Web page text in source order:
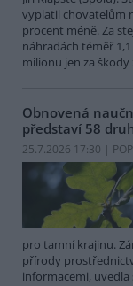
vyplatil chovatelům
procent méně. Za
náhradách téměř
milionu jen za
Obnovená
představí 58
25.7.2026 17:30 |
pro tamní krajinu.
přírody
informacemi,